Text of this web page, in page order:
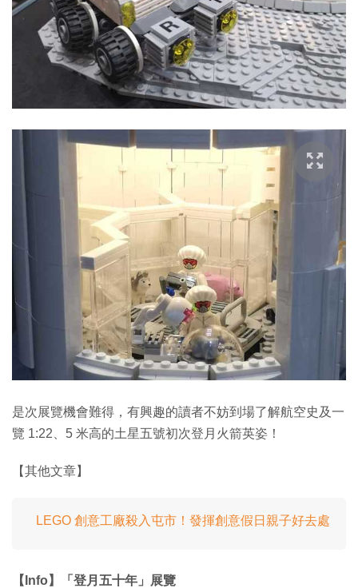
是次展覽機會難得，有興趣的讀者不妨到場了解航空史及一
覽 1:22、5 米高的土星五號初次登月火箭英姿！
【其他文章】
LEGO 創意工廠殺入屯市！發揮創意假日親子好去處
【Info】「登月五十年」展覽